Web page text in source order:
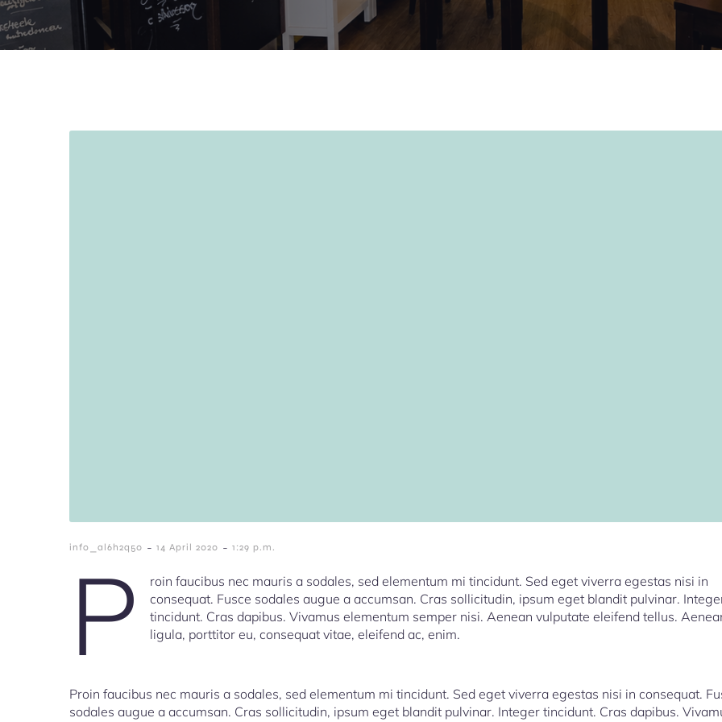
info_al6h2q50 - 14 April 2020 - 1:29 p.m.
P
roin faucibus nec mauris a sodales, sed elementum mi tincidunt. Sed eget viverra egestas nisi in
consequat. Fusce sodales augue a accumsan. Cras sollicitudin, ipsum eget blandit pulvinar.
tincidunt. Cras dapibus. Vivamus elementum semper nisi. Aenean vulputate eleifend tellus.
ligula, porttitor eu, consequat vitae, eleifend ac, enim.
Proin faucibus nec mauris a sodales, sed elementum mi tincidunt. Sed eget viverra egestas nisi in consequat.
sodales augue a accumsan. Cras sollicitudin, ipsum eget blandit pulvinar. Integer tincidunt. Cras dapibus.